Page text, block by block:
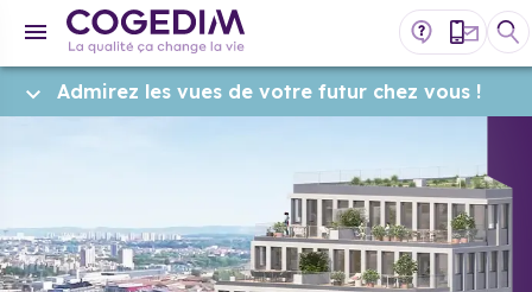
Admirez les vues de votre futur chez vous !